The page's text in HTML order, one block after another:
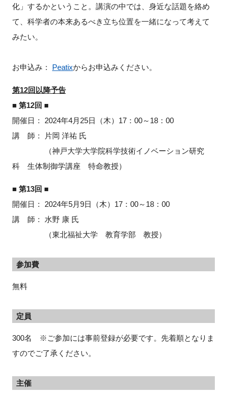
化」するかということ。講演の中では、身近な話題を絡め
て、科学者の本来あるべき立ち位置を一緒になって考えて
みたい。
お申込み： Peatixからお申込みください。
第12回以降予告
■ 第12回 ■
開催日： 2024年4月 25日（木） 17： 00～ 18： 00
講 師： 片岡 洋祐 氏
（神戸大学大学院科学技術イノベーション研究
科 生体制御学講座 特命教授）
■ 第13回 ■
開催日： 2024年5月9日（木） 17： 00～ 18： 00
講 師： 水野 康 氏
（東北福祉大学 教育学部 教授）
参加費
無料
定員
300名 ※ご参加には事前登録が必要です。先着順となりま
すのでご了承ください。
主催